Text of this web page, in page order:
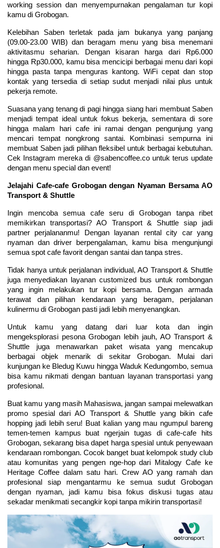
working session dan menyempurnakan pengalaman tur kopi
kamu di Grobogan.
Kelebihan Saben terletak pada jam bukanya yang panjang
(09.00-23.00 WIB) dan beragam menu yang bisa menemani
aktivitasmu seharian. Dengan kisaran harga dari Rp6.000
hingga Rp30.000, kamu bisa mencicipi berbagai menu dari kopi
hingga pasta tanpa menguras kantong. WiFi cepat dan stop
kontak yang tersedia di setiap sudut menjadi nilai plus untuk
pekerja remote.
Suasana yang tenang di pagi hingga siang hari membuat Saben
menjadi tempat ideal untuk fokus bekerja, sementara di sore
hingga malam hari cafe ini ramai dengan pengunjung yang
mencari tempat nongkrong santai. Kombinasi sempurna ini
membuat Saben jadi pilihan fleksibel untuk berbagai kebutuhan.
Cek Instagram mereka di @sabencoffee.co untuk terus update
dengan menu special dan event!
Jelajahi Cafe-cafe Grobogan dengan Nyaman Bersama AO
Transport & Shuttle
Ingin mencoba semua cafe seru di Grobogan tanpa ribet
memikirkan transportasi? AO Transport & Shuttle siap jadi
partner perjalananmu! Dengan layanan rental city car yang
nyaman dan driver berpengalaman, kamu bisa mengunjungi
semua spot cafe favorit dengan santai dan tanpa stres.
Tidak hanya untuk perjalanan individual, AO Transport & Shuttle
juga menyediakan layanan customized bus untuk rombongan
yang ingin melakukan tur kopi bersama. Dengan armada
terawat dan pilihan kendaraan yang beragam, perjalanan
kulinermu di Grobogan pasti jadi lebih menyenangkan.
Untuk kamu yang datang dari luar kota dan ingin
mengeksplorasi pesona Grobogan lebih jauh, AO Transport &
Shuttle juga menawarkan paket wisata yang mencakup
berbagai objek menarik di sekitar Grobogan. Mulai dari
kunjungan ke Bledug Kuwu hingga Waduk Kedungombo, semua
bisa kamu nikmati dengan bantuan layanan transportasi yang
profesional.
Buat kamu yang masih Mahasiswa, jangan sampai melewatkan
promo spesial dari AO Transport & Shuttle yang bikin cafe
hopping jadi lebih seru! Buat kalian yang mau ngumpul bareng
temen-temen kampus buat ngerjain tugas di cafe-cafe hits
Grobogan, sekarang bisa dapet harga spesial untuk penyewaan
kendaraan rombongan. Cocok banget buat kelompok study club
atau komunitas yang pengen nge-hop dari Mitalogy Cafe ke
Heritage Coffee dalam satu hari. Crew AO yang ramah dan
profesional siap mengantarmu ke semua sudut Grobogan
dengan nyaman, jadi kamu bisa fokus diskusi tugas atau
sekadar menikmati secangkir kopi tanpa mikirin transportasi!